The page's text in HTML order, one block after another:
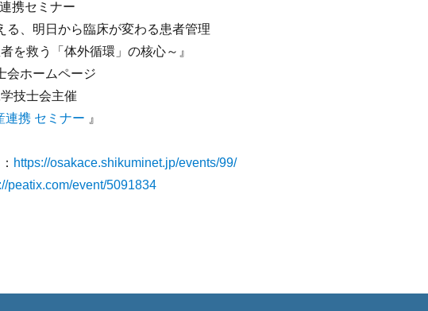
携セミナー
る、明日から臨床が変わる患者管理
う「体外循環」の核心～』
会ホームページ
士会主催
連携 セミナー 』
https://osakace.shikuminet.jp/events/99/
peatix.com/event/5091834